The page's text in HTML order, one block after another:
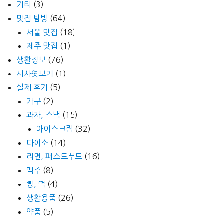
기타(3)
맛집 탐방 (64)
서울 맛집 (18)
제주 맛집 (1)
생활정보 (76)
시사엿보기
(1)
실제 후기
(5)
가구 (2)
과자, 스낵 (15)
아이스크림 (32)
다이소 (14)
라면, 패스트푸드 (16)
맥주 (8)
빵, 떡 (4)
생활용품 (26)
약품 (5)